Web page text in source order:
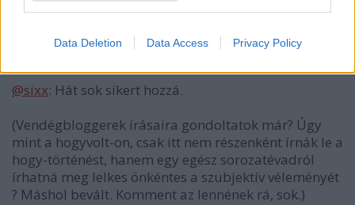
Data Deletion Data Access Privacy Policy
Sigismundus
@sixx: Hát sok sikert hozzá.
(Vendégbloggerek írásaira gondoltatok már? Úgy
mint a hogyvolt-on, csak itt nem részenként írnák le a
hogy-történést, hanem egy egész sorozatévadról
írhatná meg lelkes önkéntes a szubjektív véleményét
? Máshol bevált. Komment az lennének rá, sok.)